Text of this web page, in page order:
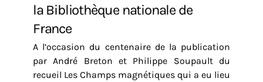
la Bibliothèque nationale de
France
A l’occasion du centenaire de la publication
par André Breton et Philippe Soupault du
recueil Les Champs magnétiques qui a eu lieu